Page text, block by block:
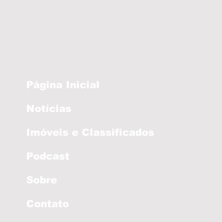
Página Inicial
Notícias
Imóveis e Classificados
Podcast
Sobre
Contato